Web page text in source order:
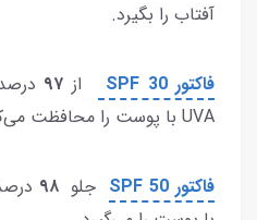
آفتاب را بگیرد.
فاکتور SPF 30 از ۹۷
UVA با پوست را محافظت می‌کند.
فاکتور SPF 50 جلو۹۸